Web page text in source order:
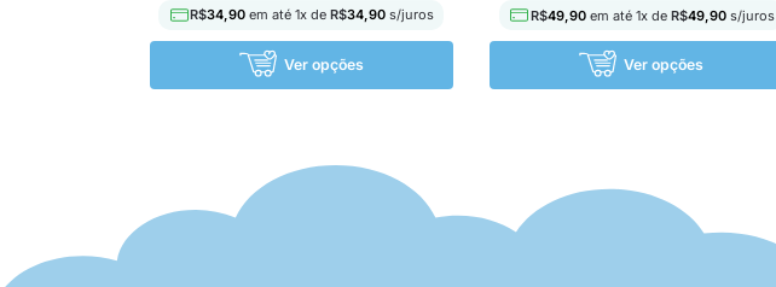
R$34,90 em até1x deR$34,90 s/juros
Ver opções
R$49,90 em até 1x de R$49,90s/juros
Ver opções